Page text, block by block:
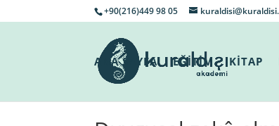
+90(216)449 98 05
ANA SAYFA EĞİTİM KİTAP